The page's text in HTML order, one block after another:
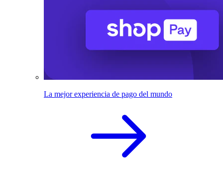
La mejor experiencia de pago del mundo